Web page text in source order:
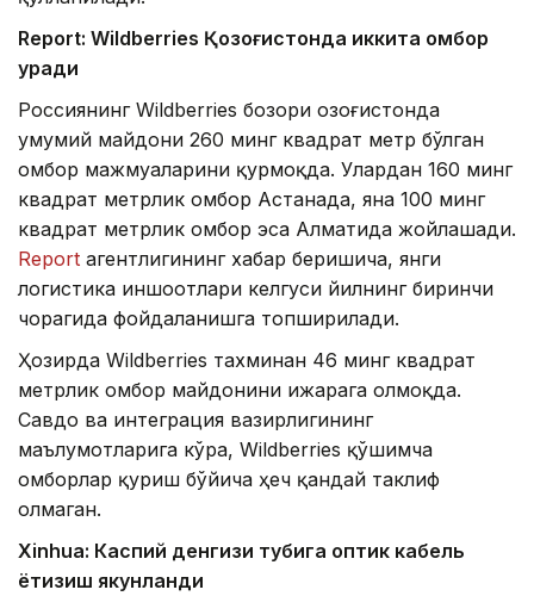
Report: Wildberries Қозоғистонда иккита омбор
қуради
Россиянинг Wildberries бозори Қозоғистонда
умумий майдони 260 минг квадрат метр бўлган
омбор мажмуаларини қурмоқда. Улардан 160 минг
квадрат метрлик омбор Астанада, яна 100 минг
квадрат метрлик омбор эса Алматида жойлашади.
Report агентлигининг хабар беришича, янги
логистика иншоотлари келгуси йилнинг биринчи
чорагида фойдаланишга топширилади.
Ҳозирда Wildberries тахминан 46 минг квадрат
метрлик омбор майдонини ижарага олмоқда.
Савдо ва интеграция вазирлигининг
маълумотларига кўра, Wildberries қўшимча
омборлар қуриш бўйича ҳеч қандай таклиф
олмаган.
Xinhuа: Каспий денгизи тубига оптик кабель
ётқизиш якунланди